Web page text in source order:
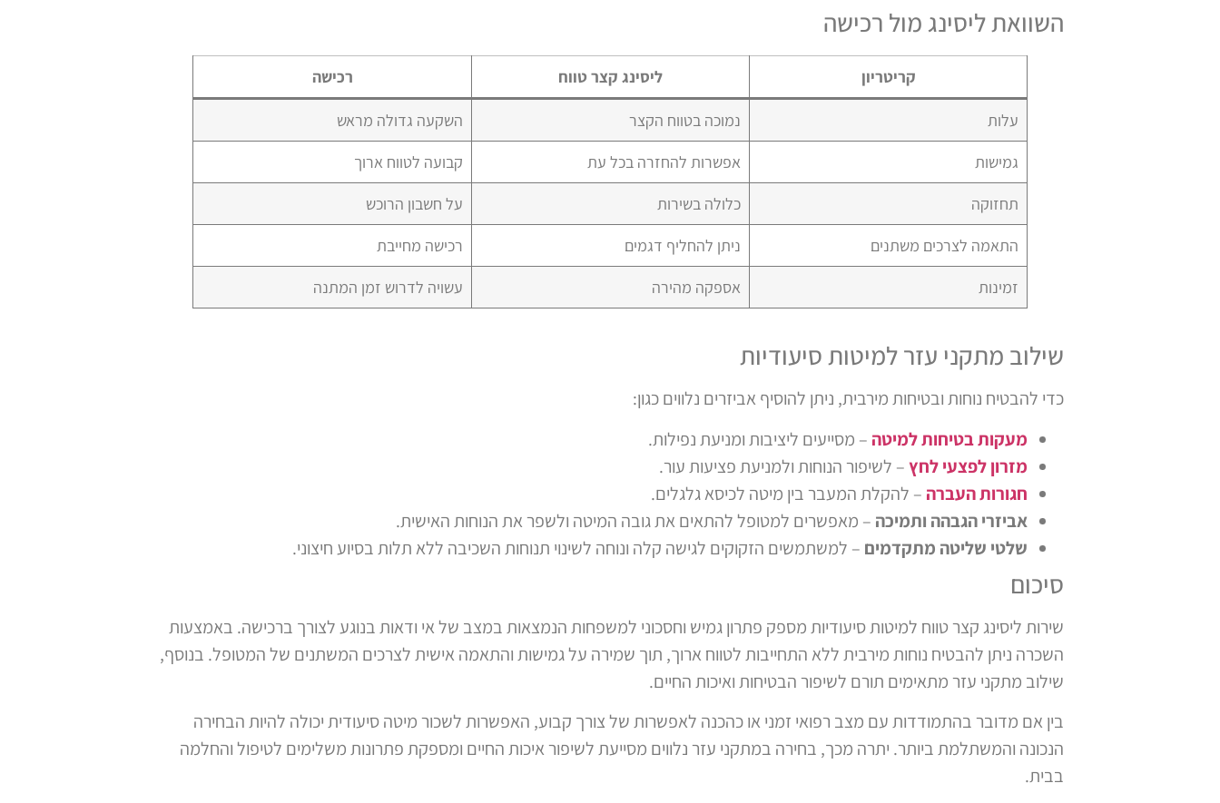
השוואת ליסינג מול רכישה
קריטריון ליסינג קצר טווח רכישה
עלות נמוכה בטווח הקצר
השקעה גדולה מראש
גמישות
אפשרות להחזרה בכל עת
קבועה לטווח ארוך
תחזוקה
כלולה בשירות
על חשבון הרוכש
התאמה לצרכים משתנים
ניתן להחליף דגמים
רכישה מחייבת
זמינות
אספקה מהירה עשויה לדרוש זמן המתנה
שילוב מתקני עזר למיטות סיעודיות
כדי להבטיח נוחות ובטיחות מירבית, ניתן להוסיף אביזרים נלווים כגון:
מעקות בטיחות למיטה – מסייעים ליציבות ומניעת נפילות.
מזרון לפצעי לחץ– לשיפור הנוחות ולמניעת פציעות עור.
חגורות העברה – להקלת המעבר בין מיטה לכיסא גלגלים.
אביזרי הגבהה ותמיכה – מאפשרים למטופל להתאים את גובה המיטה ולשפר את הנוחות האישית.
שלטי שליטה מתקדמים – למשתמשים הזקוקים לגישה קלה ונוחה לשינוי תנוחות השכיבה ללא תלות בסיוע חיצוני.
סיכום
שירות ליסינג קצר טווח למיטות סיעודיות מספק פתרון גמיש וחסכוני למשפחות הנמצאות במצב של אי ודאות בנוגע לצורך ברכישה. באמצעות
השכרה ניתן להבטיח נוחות מירבית ללא התחייבות לטווח ארוך, תוך שמירה על גמישות והתאמה אישית לצרכים המשתנים של המטופל. בנוסף,
שילוב מתקני עזר מתאימים תורם לשיפור הבטיחות ואיכות החיים.
בין אם מדובר בהתמודדות עם מצב רפואי זמני או כהכנה לאפשרות של צורך קבוע, האפשרות לשכור מיטה סיעודית יכולה להיות הבחירה
הנכונה והמשתלמת ביותר. יתרה מכך, בחירה במתקני עזר נלווים מסייעת לשיפור איכות החיים ומספקת פתרונות משלימים לטיפול והחלמה
בבית.